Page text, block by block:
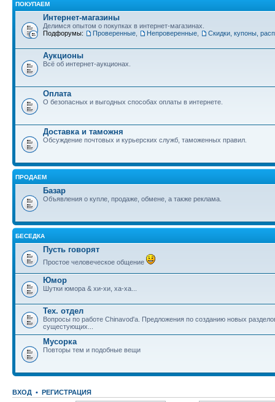
ПОКУПАЕМ
Интернет-магазины
Делимся опытом о покупках в интернет-магазинах.
Подфорумы:
Проверенные Непроверенные Скидки, купоны,
Аукционы
Всё об интернет-аукционах.
Оплата
О безопасных и выгодных способах оплаты в интернете.
Доставка и таможня
Обсуждение почтовых и курьерских служб, таможенных правил.
ПРОДАЕМ
Базар
Объявления о купле, продаже, обмене, а также реклама.
БЕСЕДКА
Пусть говорят
Простое человеческое общение
Юмор
Шутки юмора & хи-хи, ха-ха...
Тех. отдел
Вопросы по работе Chinavod'а. Предложения по созданию новых
сущестующих...
Мусорка
Повторы тем и подобные вещи
ВХОД • РЕГИСТРАЦИЯ